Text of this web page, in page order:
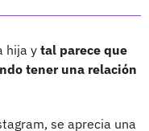
hija y tal parece que
tener una relación
se aprecia una